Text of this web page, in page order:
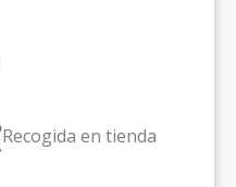
Recogida en tienda